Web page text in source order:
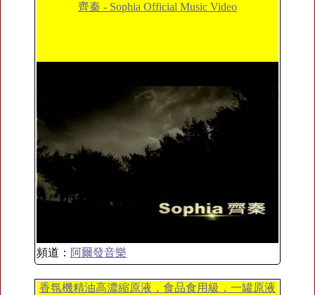
齊秦 - Sophia Official Music Video
頻道： 阿爾發音樂
香氛機精油高濃縮原液，食品食用級，一罐原液